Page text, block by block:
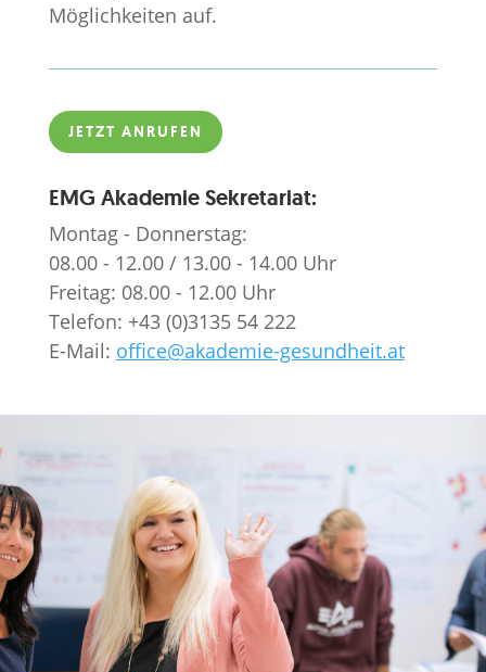
Möglichkeiten auf.
JETZT ANRUFEN
EMG Akademie Sekretariat:
Montag - Donnerstag:
08.00 - 12.00 / 13.00 - 14.00 Uhr
Freitag: 08.00 - 12.00 Uhr
Telefon: +43 (0)3135 54 222
E-Mail: office@akademie-gesundheit.at